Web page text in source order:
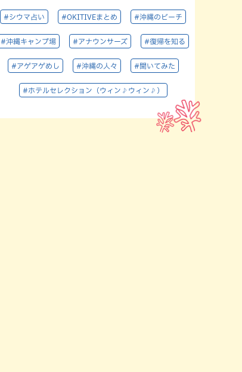
#シウマ占い #OKITIVEまとめ #沖縄のビーチ
#沖縄キャンプ場 #アナウンサーズ #復帰を知る
#アゲアゲめし #沖縄の人々 #聞いてみた
#ホテルセレクション（ウィン♪ウィン♪）